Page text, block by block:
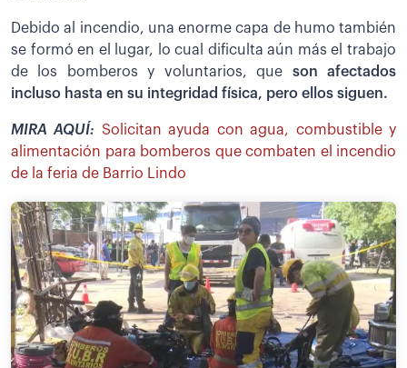
Debido al incendio, una enorme capa de humo también
se formó en el lugar, lo cual dificulta aún más el trabajo
de los bomberos y voluntarios, que son afectados
incluso hasta en su integridad física, pero ellos siguen.
MIRA AQUÍ: Solicitan ayuda con agua, combustible y
alimentación para bomberos que combaten el incendio
de la feria de Barrio Lindo